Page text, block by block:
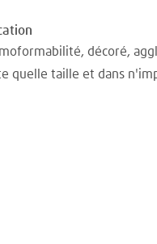
décoré,
quelle taille et dans